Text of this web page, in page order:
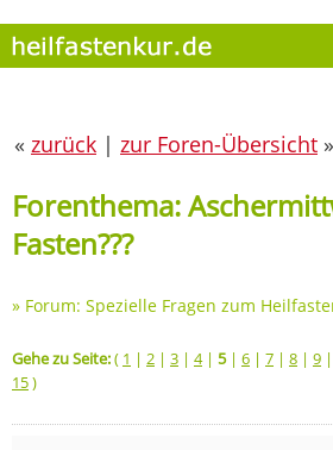
« zurück | zur Foren-Übersicht »
Forenthema:
Fasten???
» Forum: Spezielle Fragen zum
Gehe zu Seite:( 1 | 2 | 3 | 4| 5| 6 | 7 | 8 | 9 |
15)